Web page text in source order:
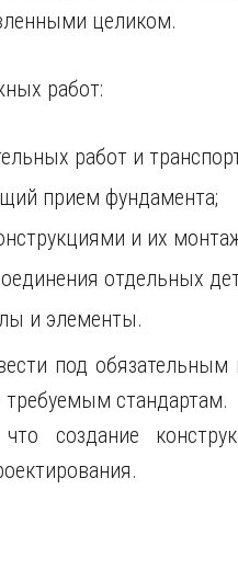
целиком.
работ:
работ и
прием фундамента;
и их
отдельных
и элементы.
под обязательным
требуемым стандартам.
создание